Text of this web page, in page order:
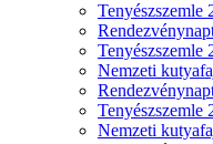
Tenyészszemle
Tenyészszemle
Nemzeti
Tenyészszemle
Nemzeti